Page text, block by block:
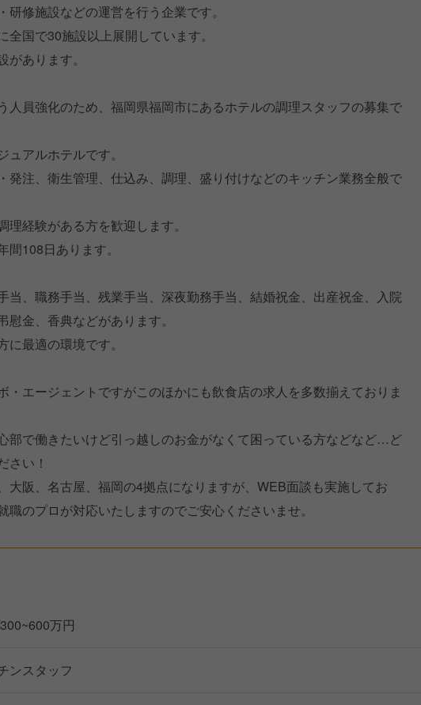
修施設などの運営を行う企業です。
全国で30施設以上展開しています。
あります。
人員強化のため、福岡県福岡市にあるホテルの調理スタッフの募集で
アルホテルです。
発注、衛生管理、仕込み、調理、盛り付けなどのキッチン業務全般で
経験がある方を歓迎します。
108日あります。
当、職務手当、残業手当、深夜勤務手当、結婚祝金、出産祝金、入院
慰金、香典などがあります。
最適の環境です。
・エージェントですがこのほかにも飲食店の求人を多数揃えておりま
部で働きたいけど引っ越しのお金がなくて困っている方などなど…ど
さい！
大阪、名古屋、福岡の4拠点になりますが、WEB面談も実施してお
職のプロが対応いたしますのでご安心くださいませ。
万円
ンスタッフ